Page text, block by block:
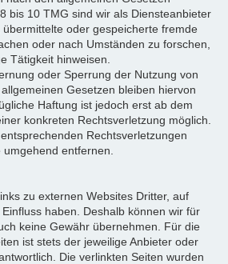
bis 10 TMG sind wir als Diensteanbieter
oder gespeicherte fremde
oder nach Umständen zu forschen,
Tätigkeit hinweisen.
oder Sperrung der Nutzung von
Gesetzen bleiben hiervon
Haftung ist jedoch erst ab dem
konkreten Rechtsverletzung möglich.
Rechtsverletzungen
entfernen.
zu externen Websites Dritter, auf
haben. Deshalb können wir für
keine Gewähr übernehmen. Für die
ist stets der jeweilige Anbieter oder
Die verlinkten Seiten wurden